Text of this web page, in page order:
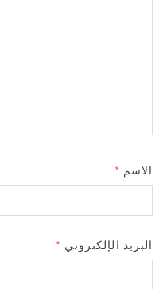
الاسم *
البريد الإلكتروني *